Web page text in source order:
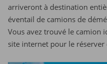
arriveront à destination
éventail de camions de
Vous avez trouvé le camion
site internet pour le